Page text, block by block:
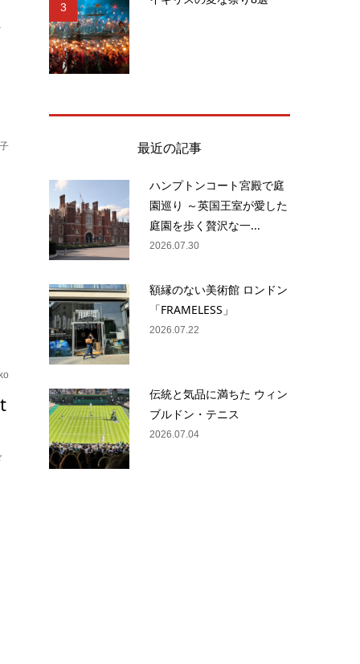
3
最近の記事
ハンプトンコート宮殿で庭
園巡り ～英国王室が愛した
庭園を歩く贅沢な一...
2026.07.30
額縁のない美術館 ロンドン
「FRAMELESS」
2026.07.22
伝統と気品に満ちた ウィン
ブルドン・テニス
2026.07.04